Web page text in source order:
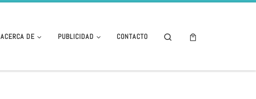
ACERCA DE PUBLICIDAD CONTACTO Search